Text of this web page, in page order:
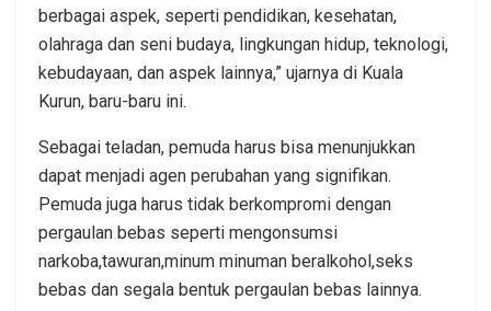
berbagai aspek, seperti pendidikan, kesehatan,
olahraga dan seni budaya, lingkungan hidup, teknologi,
kebudayaan, dan aspek lainnya,” ujarnya di Kuala
Kurun, baru-baru ini.
Sebagai teladan, pemuda harus bisa menunjukkan
dapat menjadi agen perubahan yang signifikan.
Pemuda juga harus tidak berkompromi dengan
pergaulan bebas seperti mengonsumsi
narkoba,tawuran,minum minuman beralkohol,seks
bebas dan segala bentuk pergaulan bebas lainnya.